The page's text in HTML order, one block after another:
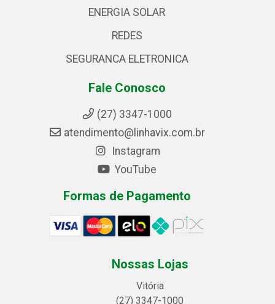
ENERGIA SOLAR
REDES
SEGURANCA ELETRONICA
Fale Conosco
(27) 3347-1000
atendimento@linhavix.com.br
Instagram
YouTube
Formas de Pagamento
Nossas Lojas
Vitória
(27) 3347-1000